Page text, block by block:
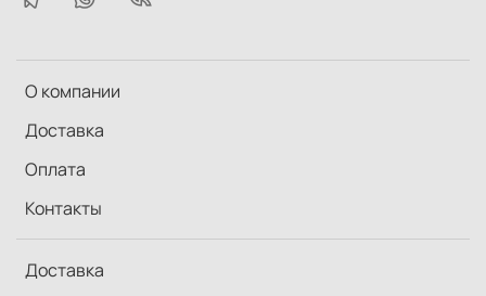
О компании
Доставка
Оплата
Контакты
Доставка